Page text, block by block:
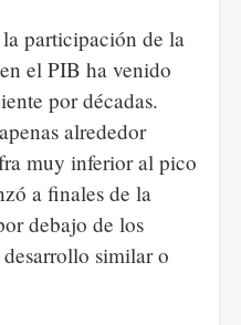
participación de la
el PIB ha venido
por décadas.
alrededor
muy inferior al pico
a finales de la
debajo de los
similar o